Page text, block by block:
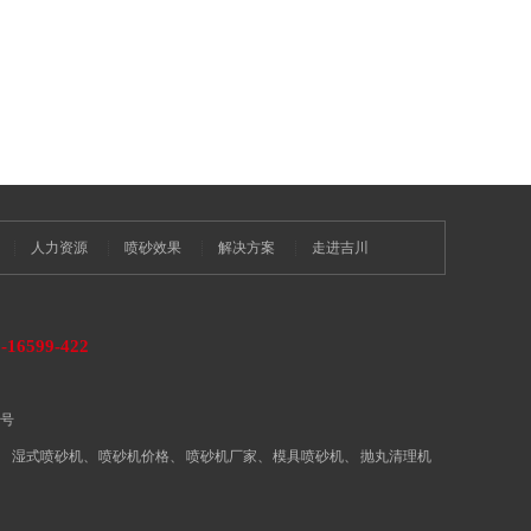
人力资源 喷砂效果 解决方案 走进吉川
16599-422
湿式喷砂机、 喷砂机价格、 喷砂机厂家、 模具喷砂机、 抛丸清理机